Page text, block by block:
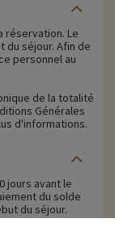
réservation. Le
du séjour. Afin de
personnel au
de la totalité
Générales
d'informations.
jours avant le
du solde
du séjour.